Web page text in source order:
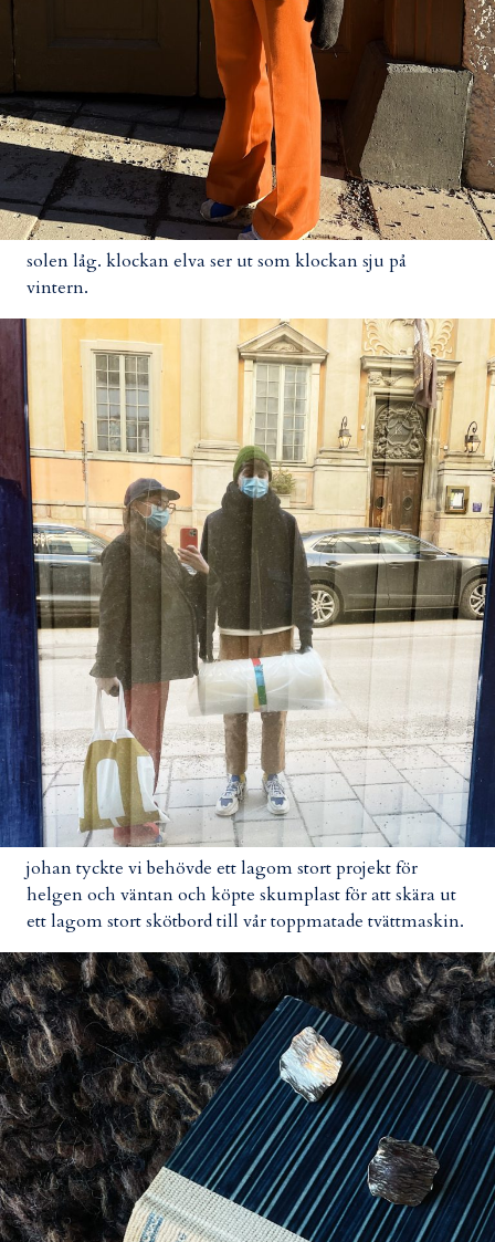
solen låg. klockan elva ser ut som klockan sju på
vintern.
johan tyckte vi behövde ett lagom stort projekt för
helgen och väntan och köpte skumplast för att skära ut
ett lagom stort skötbord till vår toppmatade tvättmaskin.